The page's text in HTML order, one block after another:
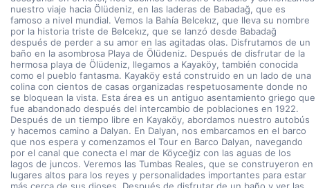
nuestro viaje hacia Ölüdeniz, en las laderas de Babadağ, que es
famoso a nivel mundial. Vemos la Bahía Belcekız, que lleva su nombre
por la historia triste de Belcekız, que se lanzó desde Babadağ
después de perder a su amor en las agitadas olas. Disfrutamos de un
baño en la asombrosa Playa de Ölüdeniz. Después de disfrutar de la
hermosa playa de Ölüdeniz, llegamos a Kayaköy, también conocida
como el pueblo fantasma. Kayaköy está construido en un lado de una
colina con cientos de casas organizadas respetuosamente donde no
se bloquean la vista. Esta área es un antiguo asentamiento griego que
fue abandonado después del intercambio de poblaciones en 1922.
Después de un tiempo libre en Kayaköy, abordamos nuestro autobús
y hacemos camino a Dalyan. En Dalyan, nos embarcamos en el barco
que nos espera y comenzamos el Tour en Barco Dalyan, navegando
por el canal que conecta el mar de Köyceğiz con las aguas de los
lagos de juncos. Veremos las Tumbas Reales, que se construyeron en
lugares altos para los reyes y personalidades importantes para estar